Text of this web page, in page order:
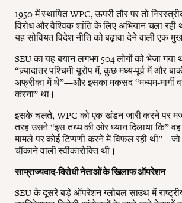
1950 में स्थापित WPC, ऊपरी तौर पर तो
विरोध और वैश्विक शांति के लिए अभियान चला
यह सोवियत विदेश नीति को बढ़ावा देने वाली एक
SEU का यह बयान लगभग 504 लोगों को भेजा
“ज़्यादातर पश्चिमी यूरोप में, कुछ मध्य-पूर्व में और
अफ्रीका में थे”—और इसका मकसद “मध्यम-मार्गी
करना” था।
इसके चलते, WPC को एक खंडन जारी करने पर
तरह उसने “इस तथ्य की ओर ध्यान दिलाया कि”
मामले पर कोई टिप्पणी करने में विफल रही
चौंकाने वाली स्वीकारोक्ति थी।
साम्राज्यवाद-विरोधी नेताओं के खिलाफ ऑपरेशन
SEU के दूसरे बड़े ऑपरेशन ग्लोबल साउथ में